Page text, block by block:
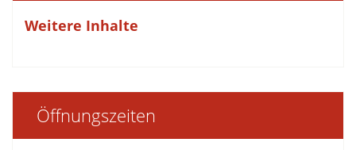
Weitere Inhalte
Öffnungszeiten